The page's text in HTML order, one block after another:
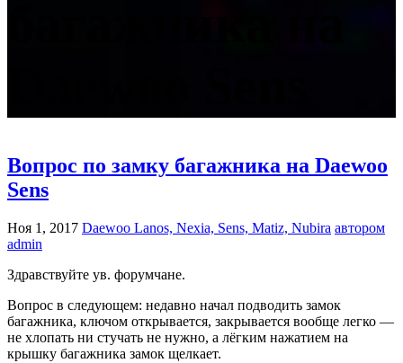
Вопрос по замку багажника на Daewoo
Sens
Ноя 1, 2017 Daewoo Lanos, Nexia, Sens, Matiz, Nubira автором
admin
Здравствуйте ув. форумчане.
Вопрос в следующем: недавно начал подводить замок
багажника, ключом открывается, закрывается вообще легко —
не хлопать ни стучать не нужно, а лёгким нажатием на
крышку багажника замок щелкает.